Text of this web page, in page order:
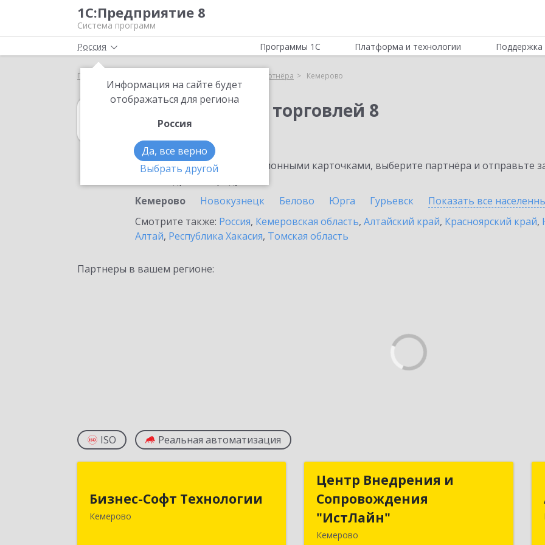
1С:Предприятие 8
Система программ
Россия
Информация на сайте будет
отображаться для региона
Россия
Да, все верно
Выбрать другой
Программы 1С Платформа и технологии Поддержка
Главная Выбор партнёра Кемерово
1С:Управление торговлей 8
в Кемерово
Ознакомьтесь с информационными карточками, выберите партнёра и отправьте
Кемерово
Новокузнецк Белово Юрга Гурьевск Показать все
Смотрите также: Россия, Кемеровская область, Алтайский край, Красноярский край,
Алтай, Республика Хакасия, Томская область
Партнеры в вашем регионе:
ISO Реальная автоматизация
Бизнес-Софт Технологии
Кемерово
650992, Кемеровская область -
Кузбасс обл, Кемерово г, Советский
Центр Внедрения и
Сопровождения
"ИстЛайн"
Кемерово
Центр Внедрения и
Сопровождения